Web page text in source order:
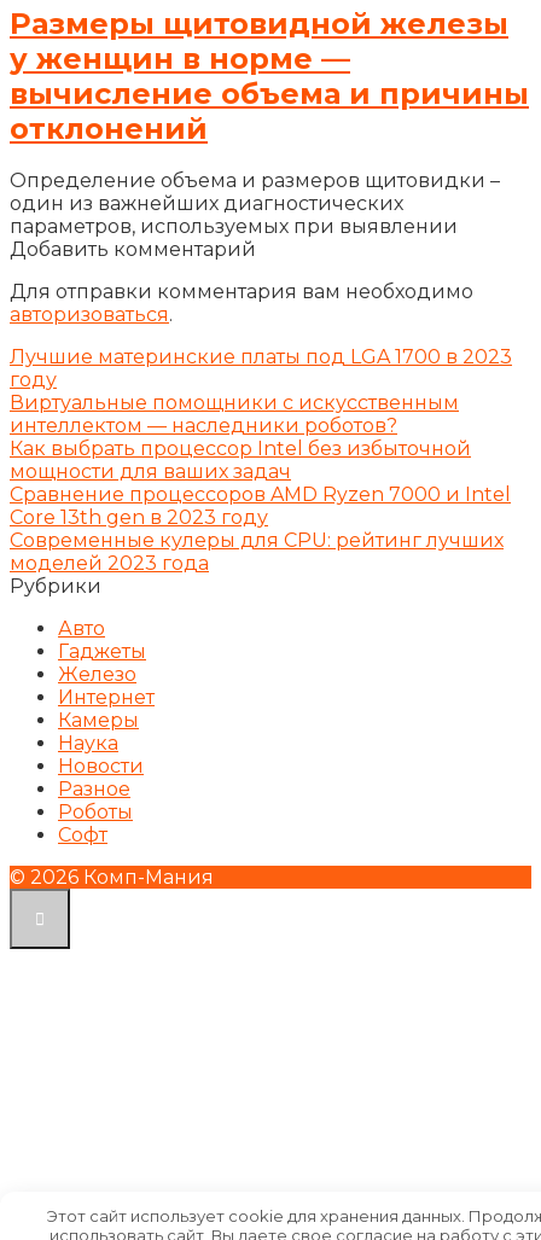
Размеры щитовидной железы
у женщин в норме —
вычисление объема и причины
отклонений
Определение объема и размеров щитовидки –
один из важнейших диагностических
параметров, используемых при выявлении
Добавить комментарий
Для отправки комментария вам необходимо
авторизоваться.
Лучшие материнские платы под LGA 1700 в 2023
году
Виртуальные помощники с искусственным
интеллектом — наследники роботов?
Как выбрать процессор Intel без избыточной
мощности для ваших задач
Сравнение процессоров AMD Ryzen 7000 и Intel
Core 13th gen в 2023 году
Современные кулеры для CPU: рейтинг лучших
моделей 2023 года
Рубрики
Авто
Гаджеты
Железо
Интернет
Камеры
Наука
Новости
Разное
Роботы
Софт
© 2026 Комп-Мания
Этот сайт использует cookie для хранения данных.
использовать сайт, Вы даете свое согласие на работу с